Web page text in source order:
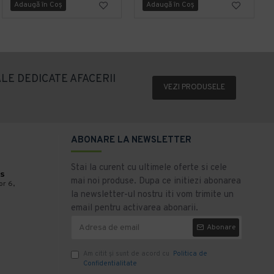
Adaugă în Coş Adaugă în Coş
DEDICATE AFACERII
VEZI PRODUSELE
6,
ABONARE LA NEWSLETTER
Stai la curent cu ultimele oferte si cele
mai noi produse. Dupa ce initiezi abonarea
la newsletter-ul nostru iti vom trimite un
email pentru activarea abonarii.
Abonare
Am citit şi sunt de acord cu Politica de
Confidentialitate